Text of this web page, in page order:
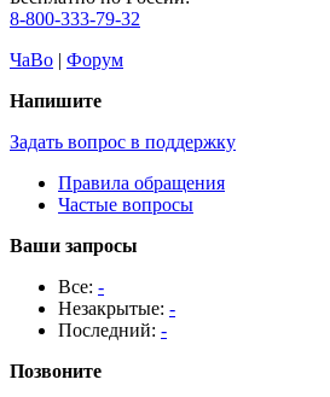
8-800-333-79-32
ЧаВо | Форум
Напишите
Задать вопрос в поддержку
Правила обращения
Частые вопросы
Ваши запросы
Все: -
Незакрытые: -
Последний: -
Позвоните